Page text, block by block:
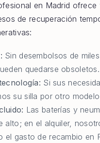
en Madrid ofrece
de recuperación
Sin desembolsos de
quedarse obsoletos.
Si sus
su silla por otro
Las baterías y
alto; en el alquiler,
el gasto de recambio en